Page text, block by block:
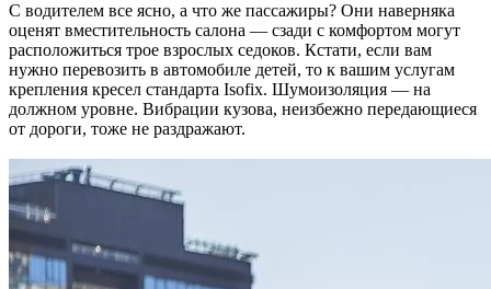
С водителем все ясно, а что же пассажиры? Они наверняка
оценят вместительность салона — сзади с комфортом могут
расположиться трое взрослых седоков. Кстати, если вам
нужно перевозить в автомобиле детей, то к вашим услугам
крепления кресел стандарта Isofix. Шумоизоляция — на
должном уровне. Вибрации кузова, неизбежно передающиеся
от дороги, тоже не раздражают.